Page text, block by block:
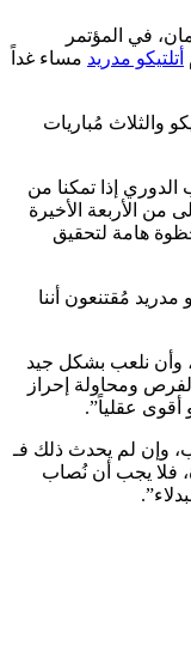
في المؤتمر
أتلتيكو مدريد مساء غداً
والثلاث مُباريات
الدوري إذا تمكنا من
من الأربعة الأخيرة
هامة لتحقيق
مدريد مُقتنعون أننا
وأن نلعب بشكل جيد
ومحاولة إحراز
عقلياً”.
وإن لم يحدث ذلك فـ
فلا يجب أن نُصاب